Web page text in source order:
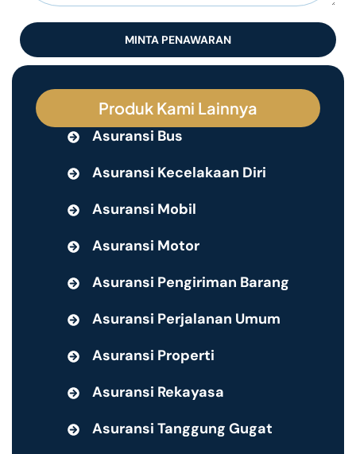
MINTA PENAWARAN
Produk Kami Lainnya
Asuransi Bus
Asuransi Kecelakaan Diri
Asuransi Mobil
Asuransi Motor
Asuransi Pengiriman Barang
Asuransi Perjalanan Umum
Asuransi Properti
Asuransi Rekayasa
Asuransi Tanggung Gugat